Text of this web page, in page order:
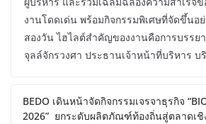
งานโดดเด่น พร้อมกิจกรรมพิเศษที่จัดขึ้นอ
สองวัน ไฮไลต์สำคัญของงานคือการบรร
จุลล์จักรวงศา ประธานเจ้าหน้าที่บริหาร บ
BEDO เดินหน้าจัดกิจกรรมเจรจาธุรกิจ
2026” ยกระดับผลิตภัณฑ์ท้องถิ่นสู่ตลาดเ